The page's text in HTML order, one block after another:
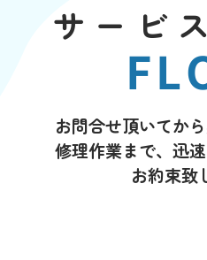
サービ
お問合せ頂いてか
修理作業まで、迅
お約束致